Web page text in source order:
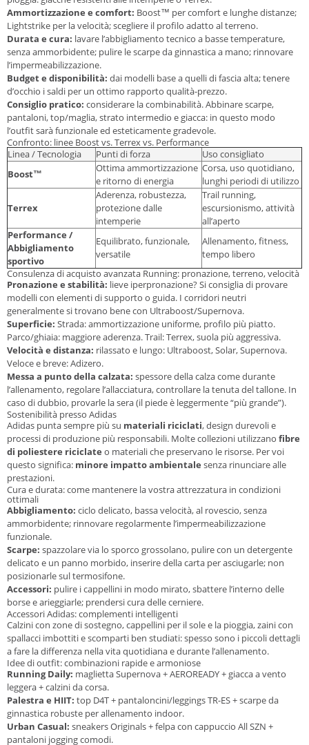
Ammortizzazione e comfort: Boost™ per comfort e lunghe distanze;
Lightstrike per la velocità; scegliere il profilo adatto al terreno.
Durata e cura: lavare l’abbigliamento tecnico a basse temperature,
senza ammorbidente; pulire le scarpe da ginnastica a mano; rinnovare
l’impermeabilizzazione.
Budget e disponibilità: dai modelli base a quelli di fascia alta; tenere
d’occhio i saldi per un ottimo rapporto qualità-prezzo.
Consiglio pratico: considerare lacombinabilità. Abbinare scarpe,
pantaloni, top/maglia, strato intermedio e giacca: in questo modo
l’outfit sarà funzionale ed esteticamente gradevole.
Confronto: linee Boost vs. Terrex vs. Performance
Linea / Tecnologia
Punti di forza
Uso consigliato
Boost™
Ottima ammortizzazione
e ritorno di energia
Corsa, uso quotidiano,
lunghi periodi di utilizzo
Terrex
Aderenza, robustezza,
protezione dalle
intemperie
Trail running,
escursionismo, attività
all’aperto
Performance /
Abbigliamento
sportivo
Equilibrato, funzionale,
versatile
Allenamento, fitness,
tempo libero
Consulenza di acquisto avanzata Running: pronazione, terreno, velocità
Pronazione e stabilità: lieve iperpronazione? Si consiglia di provare
modelli con elementi di supporto o guida. I corridori neutri
generalmente si trovano bene con Ultraboost/Supernova.
Superficie: Strada: ammortizzazione uniforme, profilo più piatto.
Parco/ghiaia: maggiore aderenza. Trail: Terrex, suola più aggressiva.
Velocità e distanza: rilassato e lungo: Ultraboost, Solar, Supernova.
Veloce e breve: Adizero.
Messa a punto della calzata: spessore della calza come durante
l’allenamento, regolare l’allacciatura, controllare la tenuta del tallone. In
caso di dubbio, provarle la sera (il piede è leggermente “più grande”).
Sostenibilità presso Adidas
Adidas punta sempre più su materiali riciclati, design durevoli e
processi di produzione più responsabili. Molte collezioni utilizzano fibre
di poliestere riciclate o materiali che preservano le risorse. Per voi
questo significa: minore impatto ambientale senza rinunciare alle
prestazioni.
Cura e durata: come mantenere la vostra attrezzatura in condizioni
ottimali
Abbigliamento: ciclo delicato, bassa velocità, al rovescio, senza
ammorbidente; rinnovare regolarmente l’impermeabilizzazione
funzionale.
Scarpe: spazzolare via lo sporco grossolano, pulire con un detergente
delicato e un panno morbido, inserire della carta per asciugarle; non
posizionarle sul termosifone.
Accessori: pulire i cappellini in modo mirato, sbattere l’interno delle
borse e arieggiarle; prendersi cura delle cerniere.
Accessori Adidas: complementi intelligenti
Calzini con zone di sostegno, cappellini per il sole e la pioggia, zaini con
spallacci imbottiti e scomparti ben studiati: spesso sono i piccoli dettagli
a fare la differenza nella vita quotidiana e durante l’allenamento.
Idee di outfit: combinazioni rapide e armoniose
Running Daily: maglietta Supernova + AEROREADY + giacca a vento
leggera + calzini da corsa.
Palestra e HIIT: top D4T + pantaloncini/leggings TR-ES + scarpe da
ginnastica robuste per allenamento indoor.
Urban Casual: sneakers Originals + felpa con cappuccio All SZN +
pantaloni jogging comodi.